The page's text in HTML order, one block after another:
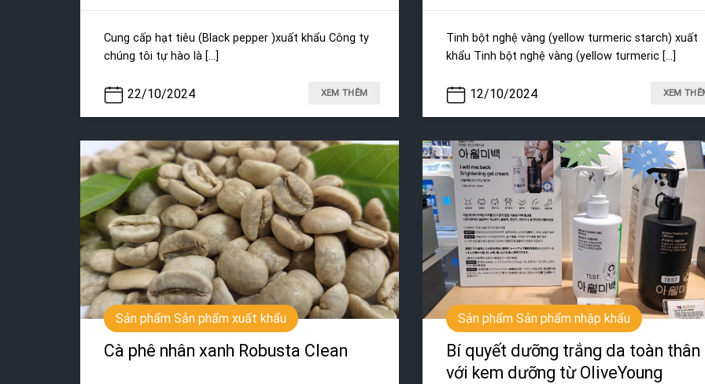
22/10/2024
Cung cấp hạt tiêu (Black pepper )xuất khẩu Công ty
chúng tôi tự hào là [...]
XEM THÊM 12/10/2024
Tinh bột nghệ vàng (yellow turmeric starch) xuất
khẩu Tinh bột nghệ vàng (yellow turmeric [...]
XEM
Sản phẩm Sản phẩm xuất khẩu
Cà phê nhân xanh Robusta Clean
Sản phẩm Sản phẩm nhập khẩu
Bí quyết dưỡng trắng da toàn thân
với kem dưỡng từ OliveYoung